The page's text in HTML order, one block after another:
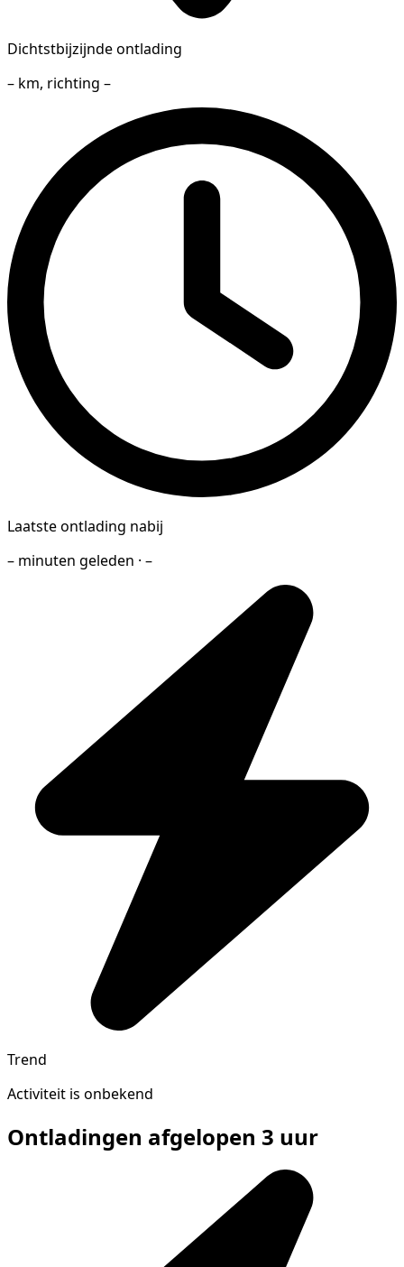
Dichtstbijzijnde ontlading
– km, richting –
Laatste ontlading nabij
– minuten geleden · –
Trend
Activiteit is onbekend
Ontladingen afgelopen 3 uur